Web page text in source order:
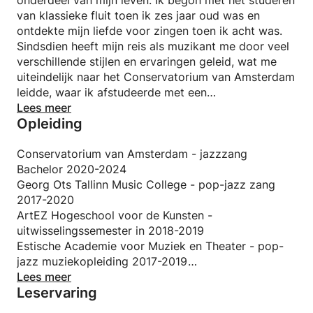
van klassieke fluit toen ik zes jaar oud was en
ontdekte mijn liefde voor zingen toen ik acht was.
Sindsdien heeft mijn reis als muzikant me door veel
verschillende stijlen en ervaringen geleid, wat me
uiteindelijk naar het Conservatorium van Amsterdam
leidde, waar ik afstudeerde met een
bachelordiploma in Jazz Studies. Nu, als freelance
muzikant gevestigd in Amsterdam, werk ik aan de
hoofdstuk in mijn muzikale pad!
Als docent geloof ik dat elke student uniek is en ik
stem mijn lessen af op wat jou opwindt en
inspireert. Of het nu gaat om zangtechniek,
podiumuitstraling, songwriting, harmonie of zelfs
beginnerspiano, ik ben er om je te helpen groeien op
de manier die voor jou het meest betekenisvol voelt.
Niets brengt mij meer vreugde dan het zien van mijn
studenten die zelfvertrouwen krijgen, kleine
Lees meer
Opleiding
Conservatorium van Amsterdam - jazzzang
Bachelor 2020-2024
Georg Ots Tallinn Music College - pop-jazz zang
2017-2020
ArtEZ Hogeschool voor de Kunsten -
uitwisselingssemester in 2018-2019
Estische Academie voor Muziek en Theater - pop-
jazz muziekopleiding 2017-2019
Hugo Treffner Gymnasium - middelbare school -
2014-2017
Lees meer
Leservaring